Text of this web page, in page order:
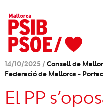
14/10/2025 / Consell de
Federació de Mallorca -
El PP